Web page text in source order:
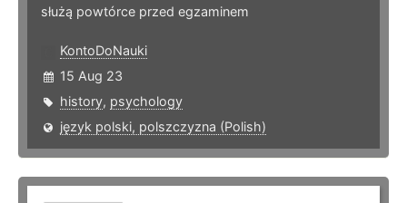
służą powtórce przed egzaminem
KontoDoNauki
15 Aug 23
history, psychology
język polski, polszczyzna (Polish)